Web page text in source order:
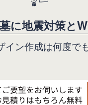
墓に地震対策とW
イン作成は何度で